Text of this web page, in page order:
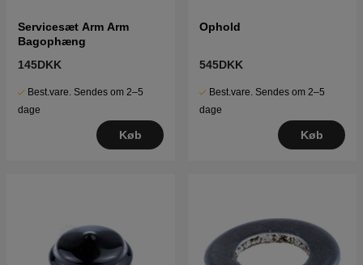
Servicesæt Arm Arm
Bagophæng
145DKK
Best.vare. Sendes om 2–5
dage
Køb
Ophold
545DKK
Best.vare. Sendes om 2–5
dage
Køb